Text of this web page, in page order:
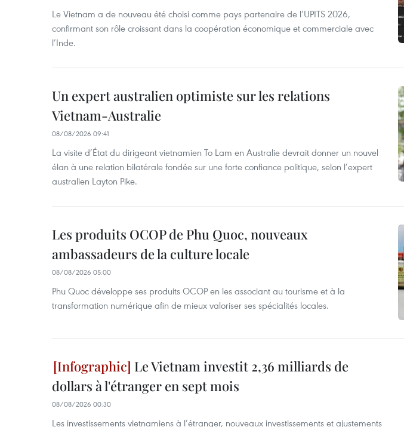
Le Vietnam a de nouveau été choisi comme pays partenaire de l’UPITS 2026,
confirmant son rôle croissant dans la coopération économique et commerciale avec
l’Inde.
Un expert australien optimiste sur les relations
Vietnam-Australie
08/08/2026 09:41
La visite d’État du dirigeant vietnamien To Lam en Australie devrait donner un nouvel
élan à une relation bilatérale fondée sur une forte confiance politique, selon l’expert
australien Layton Pike.
Les produits OCOP de Phu Quoc, nouveaux
ambassadeurs de la culture locale
08/08/2026 05:00
Phu Quoc développe ses produits OCOP en les associant au tourisme et à la
transformation numérique afin de mieux valoriser ses spécialités locales.
Le Vietnam investit 2,36 milliards de
dollars à l'étranger en sept mois
08/08/2026 00:30
Les investissements vietnamiens à l’étranger, nouveaux investissements et ajustements